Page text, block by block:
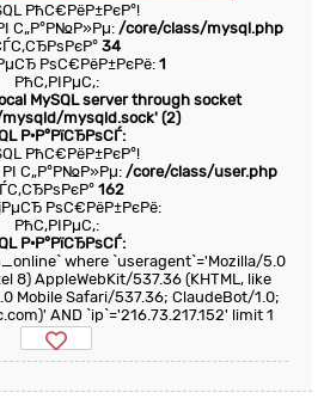
РћС€РёР±РєР°!
С„Р°Р№Р»Рµ:/core/class/mysql.php
34
РѕС€РёР±РєРё: 1
РћС‚РІРµС‚:
MySQL server through socket
mysqld.sock' (2)
Р·Р°РїСЂРѕСЃ:
РћС€РёР±РєР°!
С„Р°Р№Р»Рµ: /core/class/user.php
162
РѕС€РёР±РєРё:
РћС‚РІРµС‚:
Р·Р°РїСЂРѕСЃ:
where `useragent`='Mozilla/5.0
8) AppleWebKit/537.36 (KHTML, like
Mobile Safari/537.36; ClaudeBot/1.0;
AND `ip`='216.73.217.152' limit 1